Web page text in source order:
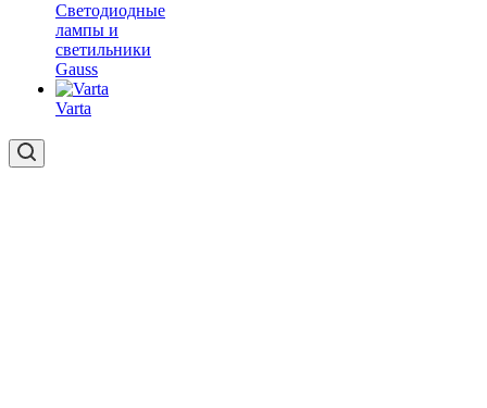
Светодиодные
лампы и
светильники
Gauss
Varta